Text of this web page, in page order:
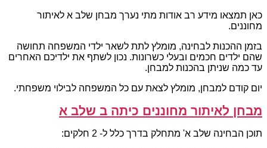
כאן תמצאו מידע רב אודות מתי נערך מבחן שלב א לאיתור
מחוננים.
בזמן ההכנות לבחינה, מומלץ לתת לשאר ילדי המשפחה תחושה
שהם ילדים חכמים ובעלי כשרונות. נכון לשתף את ילדיכם האחרים
עד כמה שניתן בהכנות למבחן.
יום קודם למבחן, מומלץ לצאת עם כל המשפחה לבילוי משפחתי.
מבחן לאיתור מחוננים כיתה ב שלב א
תוכן הבחינה שלב א' מתחלק בדרך כלל ל- 2 חלקים: